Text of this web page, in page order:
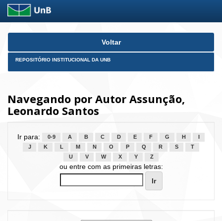
Skip
Voltar
REPOSITÓRIO INSTITUCIONAL DA UNB
Navegando por Autor Assunção,
Leonardo Santos
Ir para: 0-9 A B C D E F G H
J
K L M N O P Q R S
T
U
V W X Y Z
ou entre com as primeiras letras: